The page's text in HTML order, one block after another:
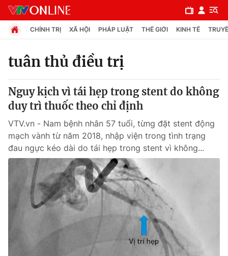
Chuyên mục
Chính trị
Xã hội
Pháp luật
Y tế
CHÍNH TRỊ XÃ HỘI PHÁP LUẬT THẾ GIỚI KINH TẾ
tuân thủ điều trị
Nguy kịch vì tái hẹp trong stent do không
duy trì thuốc theo chỉ định
VTV.vn - Nam bệnh nhân 57 tuổi, từng đặt stent động
mạch vành từ năm 2018, nhập viện trong tình trạng
đau ngực kéo dài do tái hẹp trong stent vì không...